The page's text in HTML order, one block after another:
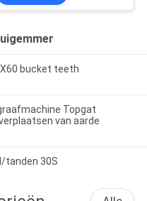
bucket teeth
Topgat
van aarde
tanden 30S